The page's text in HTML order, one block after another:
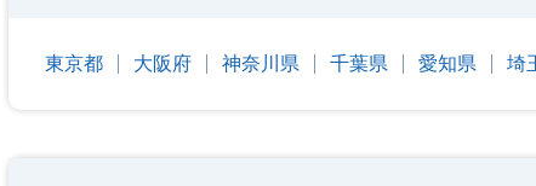
東京都 大阪府 神奈川県 千葉県 愛知県 埼